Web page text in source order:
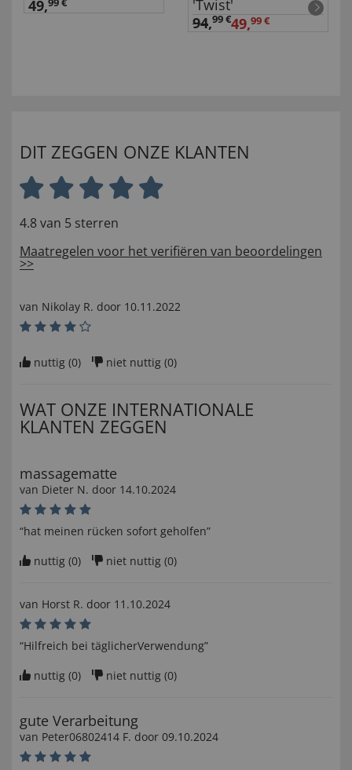
49,99 €
'Twist'
94,99 €49,99 €
DIT ZEGGEN ONZE KLANTEN
4.8 van 5 sterren
Maatregelen voor het verifiëren van beoordelingen
>>
van Nikolay R. door 10.11.2022
nuttig (0) niet nuttig (0)
WAT ONZE INTERNATIONALE
KLANTEN ZEGGEN
massagematte
van Dieter N. door 14.10.2024
“hat meinen rücken sofort geholfen”
nuttig (0) niet nuttig (0)
van Horst R. door 11.10.2024
“Hilfreich bei täglicherVerwendung”
nuttig (0) niet nuttig (0)
gute Verarbeitung
van Peter06802414 F. door 09.10.2024